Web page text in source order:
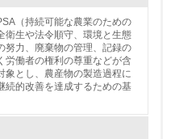
スの製造・販売
（持続可能な農業のための
衛生や法令順守、環境と生態
努力、廃棄物の管理、記録の
労働者の権利の尊重などが含
象とし、農産物の製造過程に
続的改善を達成するための基